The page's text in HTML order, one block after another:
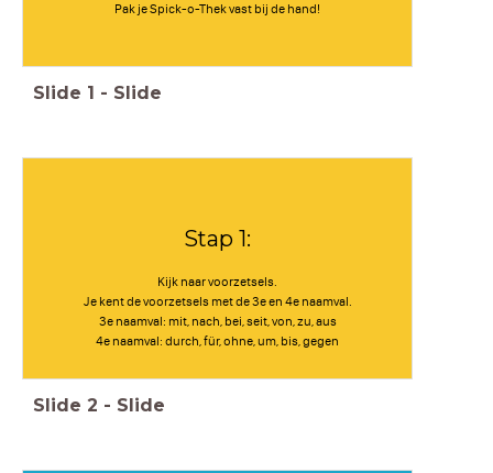
Pak je Spick-o-Thek vast bij de hand!
Slide 1 - Slide
Stap 1:
Kijk naar voorzetsels.
Je kent de voorzetsels met de 3e en 4e naamval.
3e naamval: mit, nach, bei, seit, von, zu, aus
4e naamval: durch, für, ohne, um, bis, gegen
Slide 2 - Slide